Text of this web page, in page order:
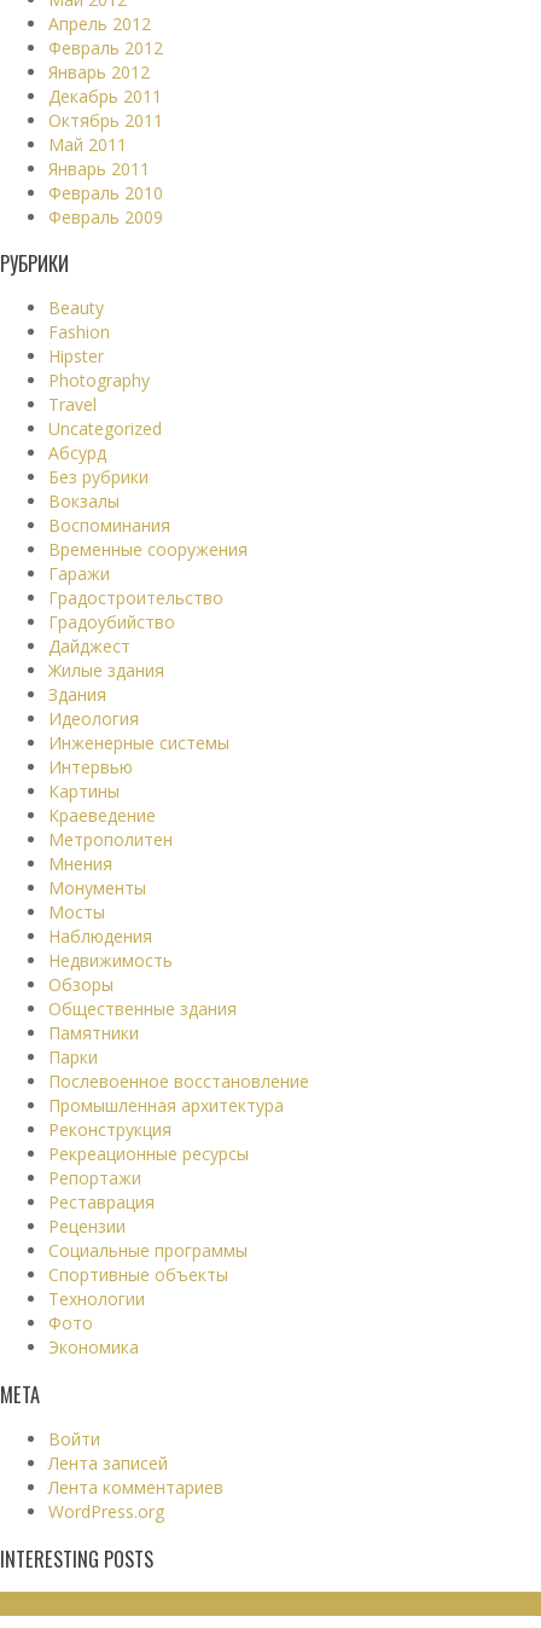
Апрель 2012
Февраль 2012
Январь 2012
Декабрь 2011
Октябрь 2011
Май 2011
Январь 2011
Февраль 2010
Февраль 2009
РУБРИКИ
Beauty
Fashion
Hipster
Photography
Travel
Uncategorized
Абсурд
Без рубрики
Вокзалы
Воспоминания
Временные сооружения
Гаражи
Градостроительство
Градоубийство
Дайджест
Жилые здания
Здания
Идеология
Инженерные системы
Интервью
Картины
Краеведение
Метрополитен
Мнения
Монументы
Мосты
Наблюдения
Недвижимость
Обзоры
Общественные здания
Памятники
Парки
Послевоенное восстановление
Промышленная архитектура
Реконструкция
Рекреационные ресурсы
Репортажи
Реставрация
Рецензии
Социальные программы
Спортивные объекты
Технологии
Фото
Экономика
МЕТА
Войти
Лента записей
Лента комментариев
WordPress.org
INTERESTING POSTS